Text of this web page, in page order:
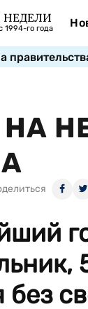
НЕДЕЛИ
1994-го года
без